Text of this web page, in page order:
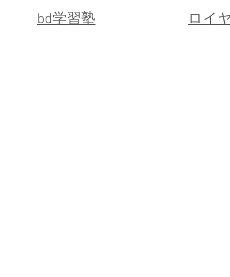
bd学習塾
ロイ